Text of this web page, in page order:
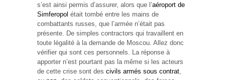
s’est ainsi permis d’assurer, alors que l’aéroport de
Simferopol était tombé entre les mains de
combattants russes, que l’armée n’était pas
présente. De simples contractors qui travaillent en
toute légalité à la demande de Moscou. Allez donc
vérifier qui sont ces personnels. La réponse à
apporter n’est pourtant pas la même si les acteurs
de cette crise sont des civils armés sous contrat